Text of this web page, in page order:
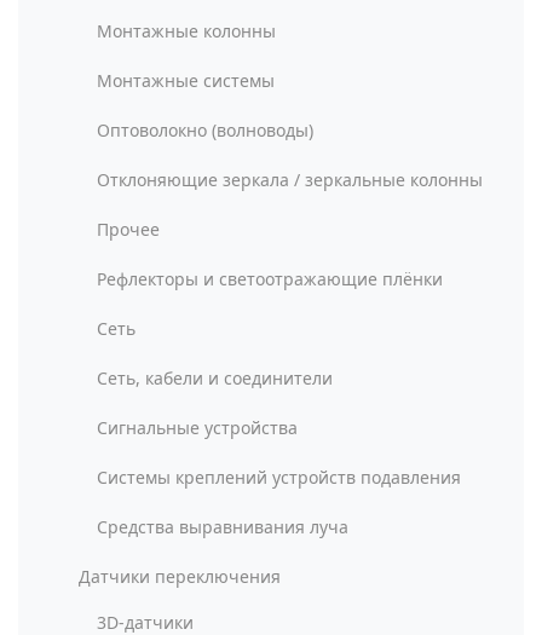
Монтажные колонны
Монтажные системы
Оптоволокно (волноводы)
Отклоняющие зеркала / зеркальные колонны
Прочее
Рефлекторы и светоотражающие плёнки
Сеть
Сеть, кабели и соединители
Сигнальные устройства
Системы креплений устройств подавления
Средства выравнивания луча
Датчики переключения
3D-датчики